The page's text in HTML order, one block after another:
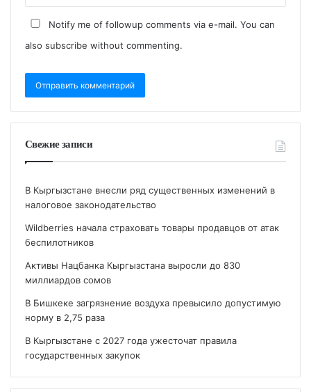
Notify me of followup comments via e-mail. You can
also subscribe without commenting.
Свежие записи
В Кыргызстане внесли ряд существенных изменений в
налоговое законодательство
Wildberries начала страховать товары продавцов от атак
беспилотников
Активы Нацбанка Кыргызстана выросли до 830
миллиардов сомов
В Бишкеке загрязнение воздуха превысило допустимую
норму в 2,75 раза
В Кыргызстане с 2027 года ужесточат правила
государственных закупок